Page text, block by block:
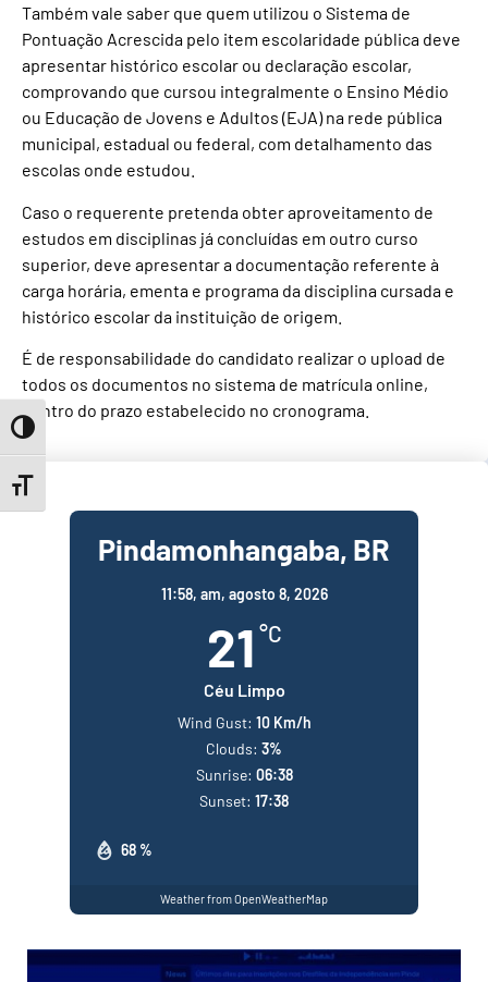
Toggle High Contrast
Toggle Font size
Também vale saber que quem utilizou o Sistema de
Pontuação Acrescida pelo item escolaridade pública deve
apresentar histórico escolar ou declaração escolar,
comprovando que cursou integralmente o Ensino Médio
ou Educação de Jovens e Adultos (EJA) na rede pública
municipal, estadual ou federal, com detalhamento das
escolas onde estudou.
Caso o requerente pretenda obter aproveitamento de
estudos em disciplinas já concluídas em outro curso
superior, deve apresentar a documentação referente à
carga horária, ementa e programa da disciplina cursada e
histórico escolar da instituição de origem.
É de responsabilidade do candidato realizar o upload de
todos os documentos no sistema de matrícula online,
dentro do prazo estabelecido no cronograma.
Pindamonhangaba, BR
11:58, am, agosto 8, 2026
21 °C
Céu Limpo
68 %
Wind Gust: 10 Km/h
Clouds: 3%
Sunrise: 06:38
Sunset: 17:38
Weather from OpenWeatherMap